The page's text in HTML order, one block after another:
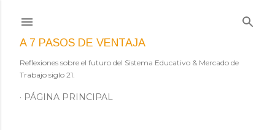
A 7 PASOS DE VENTAJA
Reflexiones sobre el futuro del Sistema Educativo & Mercado de
Trabajo siglo 21.
PÁGINA PRINCIPAL